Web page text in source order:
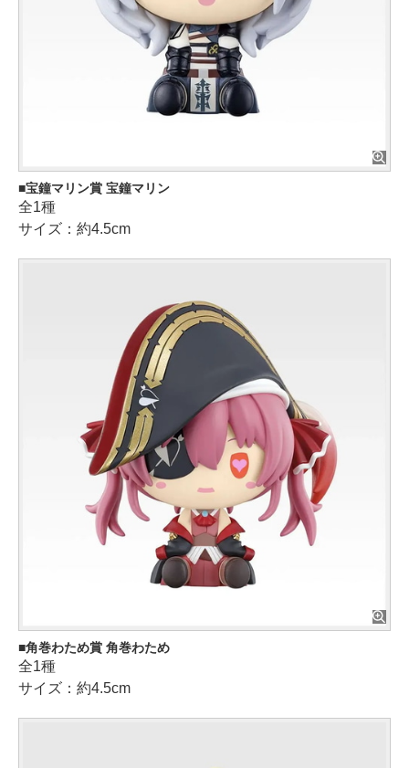
宝鐘マリン賞 宝鐘マリン
全1種
サイズ：約4.5cm
角巻わため賞 角巻わため
全1種
サイズ：約4.5cm